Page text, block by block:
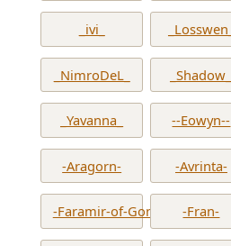
_ivi_ _Losswen_
_NimroDeL_ _Shadow_
_Yavanna_ --Eowyn--
-Aragorn- -Avrinta-
-Faramir-of-Gondor- -Fran-